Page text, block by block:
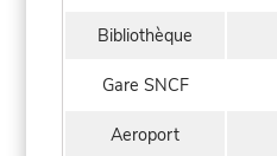
Bibliothèque
Gare SNCF
Aeroport